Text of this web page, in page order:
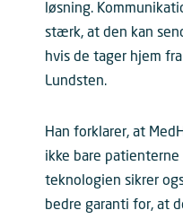
løsning.
stærk, at den kan
hvis de tager hjem
Lundsten.
Han forklarer, at
ikke bare patienterne
teknologien sikrer
bedre garanti for, at